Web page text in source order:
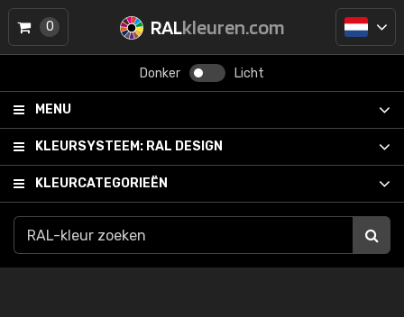
RALkleuren.com
Donker Licht
MENU
KLEURSYSTEEM: RAL DESIGN
KLEURCATEGORIEËN
0